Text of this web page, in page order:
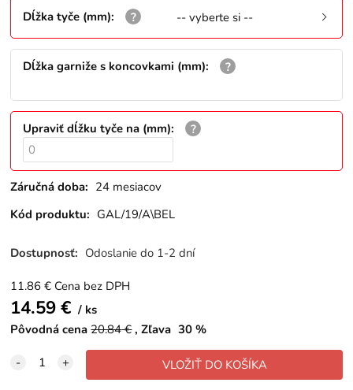
Dĺžka tyče (mm): -- vyberte si --
Dĺžka garniže s koncovkami (mm):
Upraviť dĺžku tyče na (mm):
Záručná doba: 24 mesiacov
Kód produktu: GAL/19/A\BEL
Dostupnosť: Odoslanie do 1-2 dní
11.86 € Cena bez DPH
14.59€
ks
Pôvodná cena 20.84€ Zľava 30 %